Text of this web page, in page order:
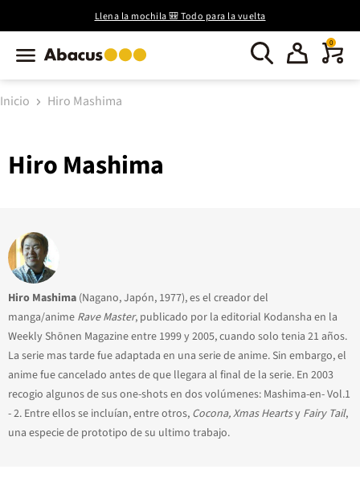
Llena la mochila 🎒 Todo para la vuelta
0
Inicio Hiro Mashima
Hiro Mashima
Hiro Mashima (Nagano, Japón, 1977), es el creador del
manga/anime Rave Master, publicado por la editorial Kodansha en la
Weekly Shōnen Magazine entre 1999 y 2005, cuando solo tenia 21 años.
La serie mas tarde fue adaptada en una serie de anime. Sin embargo, el
anime fue cancelado antes de que llegara al final de la serie. En 2003
recogio algunos de sus one-shots en dos volúmenes: Mashima-en- Vol.1
- 2. Entre ellos se incluían, entre otros, Cocona, Xmas Heartsy Fairy Tail,
una especie de prototipo de su ultimo trabajo.